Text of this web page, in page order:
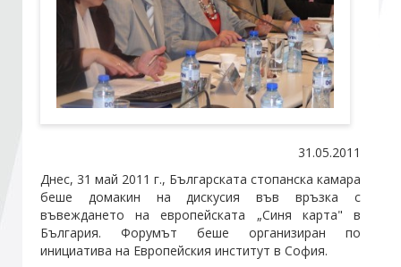
Проекти
Членове
Абонирайте се!
31.05.2011
Днес, 31 май 2011 г., Българската стопанска камара
беше домакин на дискусия във връзка с
въвеждането на европейската „Синя карта" в
България. Форумът беше организиран по
инициатива на Европейския институт в София.